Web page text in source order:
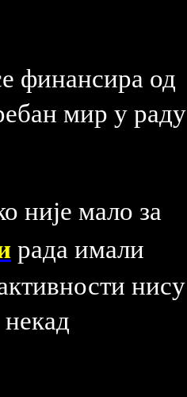
финансира од
мир у раду
није мало за
рада имали
нису